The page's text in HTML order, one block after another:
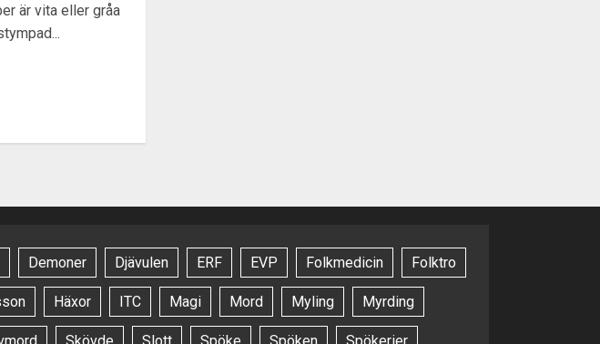
är vita eller gråa
Demoner Djävulen ERF EVP Folkmedicin Folktro
Häxor ITC Magi Mord Myling Myrding